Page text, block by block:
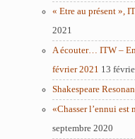
« Etre au présent »,
2021
A écouter… ITW –
février 2021 13
Shakespeare
«Chasser l’ennui est
septembre 2020